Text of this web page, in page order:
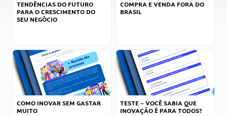
TENDÊNCIAS DO FUTURO
PARA O CRESCIMENTO DO
SEU NEGÓCIO
COMPRA E VENDA FORA DO
BRASIL
COMO INOVAR SEM GASTAR
MUITO
TESTE – VOCÊ SABIA QUE
INOVAÇÃO É PARA TODOS?